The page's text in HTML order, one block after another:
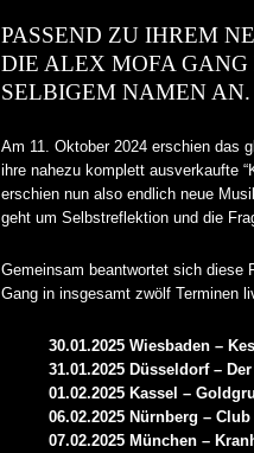
PASSEND ZU IHREM
DIE ALEX MOFA GANG
SELBIGEM NAMEN AN.
Am 11. Oktober 2024 erschien das
ihre nahezu komplett ausverkaufte
erschien nun also endlich neue
geht um Selbstreflektion und die
Gemeinsam beantwortet sich diese
Gang in insgesamt zwölf Terminen
30.01.2025 Wiesbaden –
31.01.2025 Düsseldorf –
01.02.2025 Kassel –
06.02.2025 Nürnberg –
07.02.2025 München –